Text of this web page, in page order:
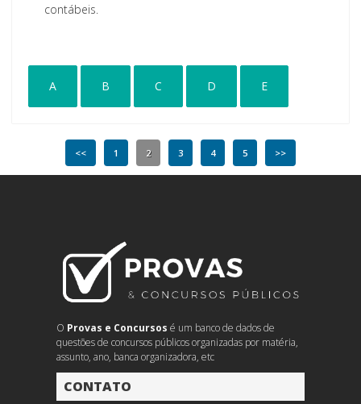
contábeis.
A B C D E
<< 1 2 3 4 5 >>
O Provas e Concursos é um banco de dados de
questões de concursos públicos organizadas por matéria,
assunto, ano, banca organizadora, etc
CONTATO